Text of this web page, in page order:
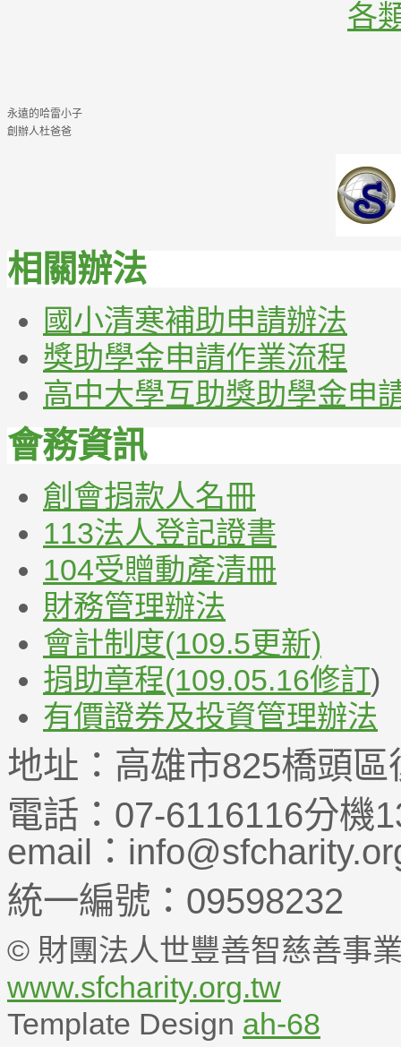
各
永遠的哈雷小子
創辦人杜爸爸
相關辦法
國小清寒補助申請辦法
獎助學金申請作業流程
高中大學互助獎助學金申
會務資訊
創會捐款人名冊
113法人登記證書
104受贈動產清冊
財務管理辦法
會計制度(109.5更新)
捐助章程(109.05.16修訂)
有價證券及投資管理辦法
地址：高雄市825橋頭
電話：07-6116116分機
email：
統一編號：09598232
© 財團法人世豐善智慈善事
www.sfcharity.org.tw
Template Design ah-68